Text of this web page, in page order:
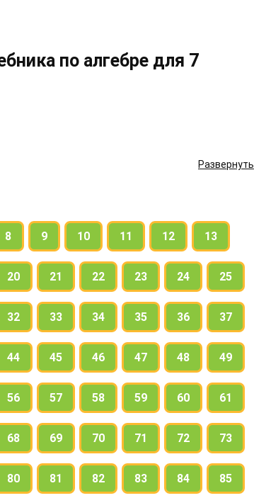
Развернуть
по алгебре для 7
8 9 10 11 12 13
20 21 22 23 24 25
32 33 34 35 36 37
44 45 46 47 48 49
56 57 58 59 60 61
68 69 70 71 72 73
80 81 82 83 84 85